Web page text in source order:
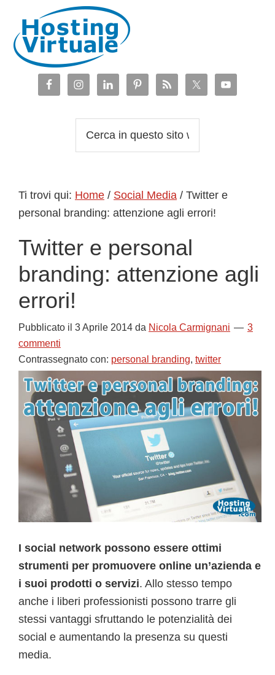
navigazione
primaria
contenuto
principale
barra
laterale
piè
web
Ti trovi qui: Home / Social Media / Twitter e
personal branding: attenzione agli errori!
Twitter e personal
branding: attenzione agli
errori!
Pubblicato il 3 Aprile 2014 da Nicola Carmignani
3
commenti
Contrassegnato con: personal branding, twitter
I social network possono essere ottimi
strumenti per promuovere online un’azienda e
i suoi prodotti o servizi. Allo stesso tempo
anche i liberi professionisti possono trarre gli
stessi vantaggi sfruttando le potenzialità dei
social e aumentando la presenza su questi
media.